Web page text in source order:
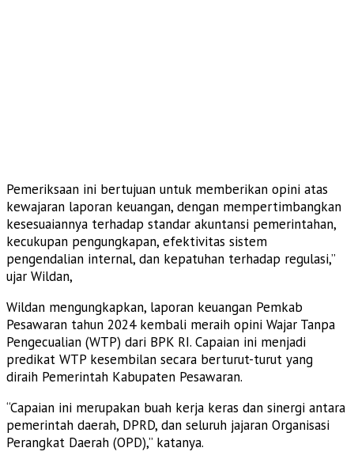
Pemeriksaan ini bertujuan untuk memberikan opini atas
kewajaran laporan keuangan, dengan mempertimbangkan
kesesuaiannya terhadap standar akuntansi pemerintahan,
kecukupan pengungkapan, efektivitas sistem
pengendalian internal, dan kepatuhan terhadap regulasi,”
ujar Wildan,
Wildan mengungkapkan, laporan keuangan Pemkab
Pesawaran tahun 2024 kembali meraih opini Wajar Tanpa
Pengecualian (WTP) dari BPK RI. Capaian ini menjadi
predikat WTP kesembilan secara berturut-turut yang
diraih Pemerintah Kabupaten Pesawaran.
“Capaian ini merupakan buah kerja keras dan sinergi antara
pemerintah daerah, DPRD, dan seluruh jajaran Organisasi
Perangkat Daerah (OPD),” katanya.